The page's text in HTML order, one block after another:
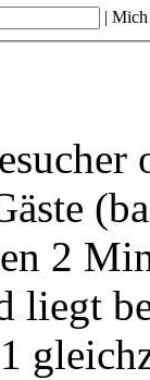
| Mich
2
liegt